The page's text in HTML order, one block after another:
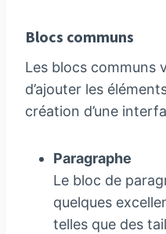
Blocs communs
Les blocs communs
d’ajouter les
création d’une
Paragraphe
Le bloc de
quelques
telles que des